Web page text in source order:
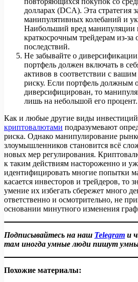
долларах (DCA). Эта стратегия
манипулятивных колебаний и
Наибольший вред манипуляции
краткосрочным трейдерам из-за
последствий.
Не забывайте о
портфель должен включать в
активов в соответствии с
риску. Если портфель должным
диверсифицирован, то
лишь на небольшой его процент.
Как и любые другие виды
криптовалютами подразумевают
риска. Однако манипулирование
злоумышленников становится всё
новых мер регулирования.
к таким действиям настороженно и
идентифицировать многие попытки
касается инвесторов и трейдеров, то
умение их избегать сбережет много
ответственно и осмотрительно, не
основании минутного изменения
Подписывайтесь на наш Telegram и
там иногда умные люди пишут
Похожие материалы: